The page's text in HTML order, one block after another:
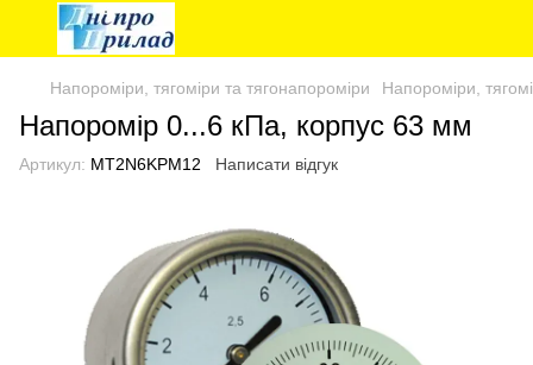
Напороміри, тягоміри та тягонапороміри Напороміри,
Напоромір 0...6 кПа, корпус 63 мм
Артикул: MT2N6KPM12 Написати відгук